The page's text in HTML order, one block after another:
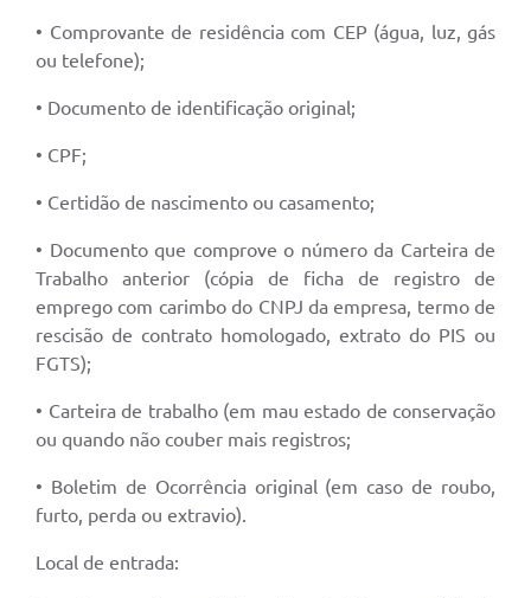
• Comprovante de residência com CEP (água, luz, gás
ou telefone);
• Documento de identificação original;
• CPF;
• Certidão de nascimento ou casamento;
• Documento que comprove o número da Carteira de
Trabalho anterior (cópia de ficha de registro de
emprego com carimbo do CNPJ da empresa, termo de
rescisão de contrato homologado, extrato do PIS ou
FGTS);
• Carteira de trabalho (em mau estado de conservação
ou quando não couber mais registros;
• Boletim de Ocorrência original (em caso de roubo,
furto, perda ou extravio).
Local de entrada: